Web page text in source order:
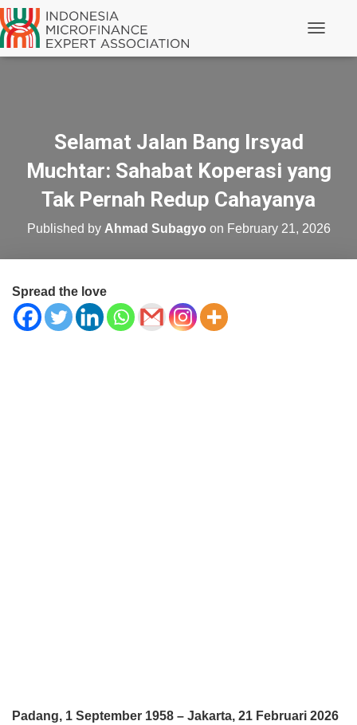
Selamat Jalan Bang Irsyad
Muchtar: Sahabat Koperasi yang
Tak Pernah Redup Cahayanya
Published by Ahmad Subagyo on February 21, 2026
Spread the love
Padang, 1 September 1958 – Jakarta, 21 Februari 2026